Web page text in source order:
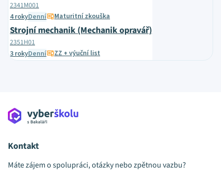
2341M001
4 rokyDenní Maturitní zkouška
Strojní mechanik (Mechanik opravář)
2351H01
3 rokyDenní ZZ + výuční list
Kontakt
Máte zájem o spolupráci, otázky nebo zpětnou vazbu?